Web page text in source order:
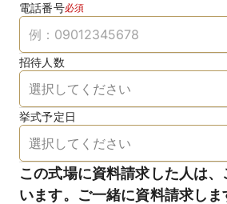
電話番号必須
招待人数
挙式予定日
この式場に資料請求した人は
います。ご一緒に資料請求しま